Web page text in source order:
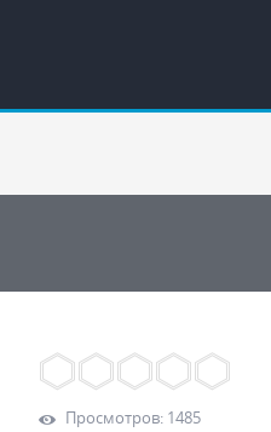
Просмотров:1485